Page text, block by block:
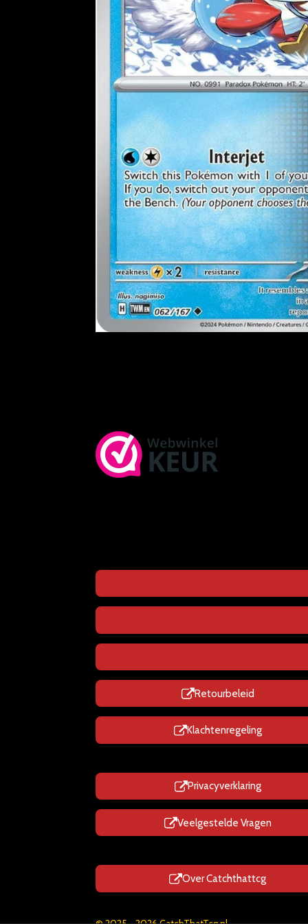
Retourbeleid
Klachtenregeling
Privacyverklaring
Veelgestelde Vragen
Over Catchthattcg